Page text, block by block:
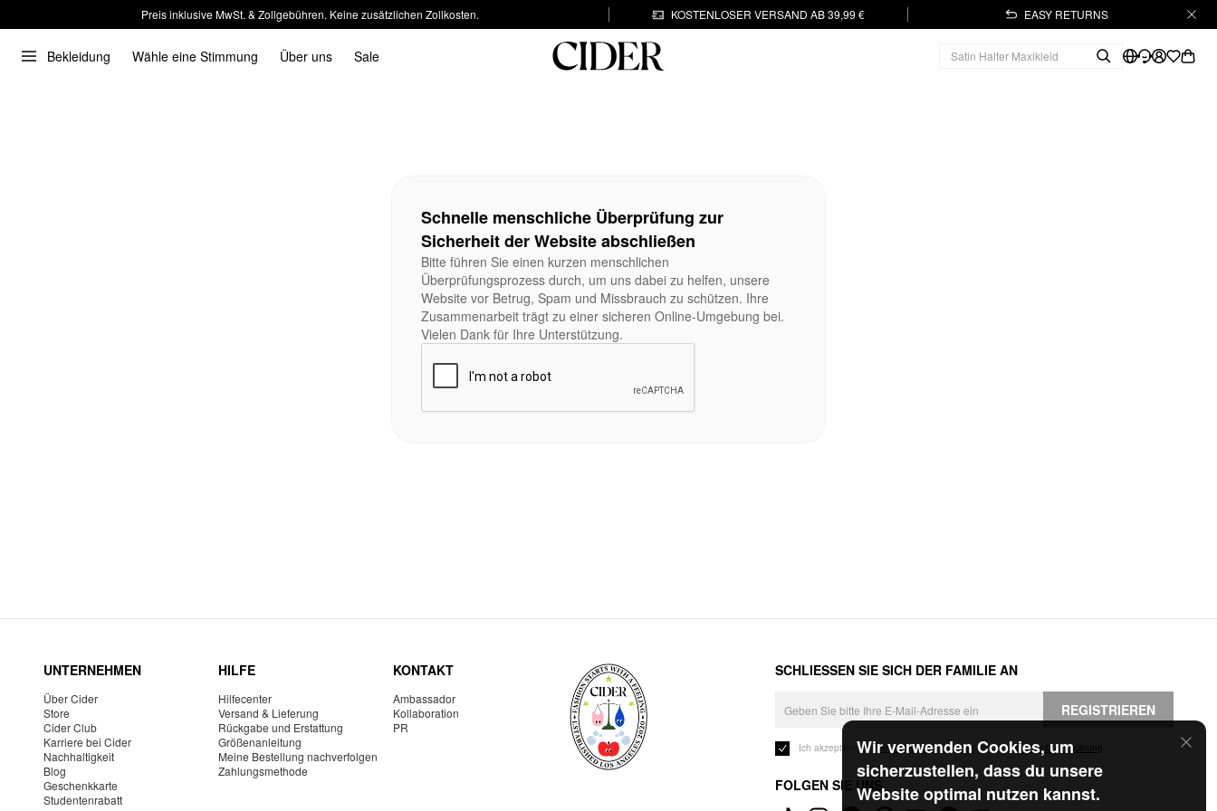
Preis inklusive MwSt. & Zollgebühren. Keine zusätzlichen Zollkosten. KOSTENLOSER VERSAND AB 39,99 € EASY RETURNS
Bekleidung Wähle eine Stimmung Über uns Sale
Wir verwenden Cookies, um
sicherzustellen, dass du unsere
Website optimal nutzen kannst.
Schnelle menschliche Überprüfung zur
Sicherheit der Website abschließen
Bitte führen Sie einen kurzen menschlichen
Überprüfungsprozess durch, um uns dabei zu helfen, unsere
Website vor Betrug, Spam und Missbrauch zu schützen. Ihre
Zusammenarbeit trägt zu einer sicheren Online-Umgebung bei.
Vielen Dank für Ihre Unterstützung.
UNTERNEHMEN
Über Cider
Store
Cider Club
Karriere bei Cider
Nachhaltigkeit
Blog
Geschenkkarte
Studentenrabatt
HILFE
Hilfecenter
Versand & Lieferung
Rückgabe und Erstattung
Größenanleitung
Meine Bestellung nachverfolgen
Zahlungsmethode
KONTAKT
Ambassador
Kollaboration
PR
SCHLIESSEN SIE SICH DER FAMILIE AN
REGISTRIEREN
Ich akzeptiere dieGeschäftsbedingungen und die Datenschutzerklärung
FOLGEN SIE UNS